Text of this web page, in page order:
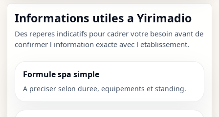
Informations utiles a Yirimadio
Des reperes indicatifs pour cadrer votre besoin avant de
confirmer l information exacte avec l etablissement.
Formule spa simple
A preciser selon duree, equipements et standing.